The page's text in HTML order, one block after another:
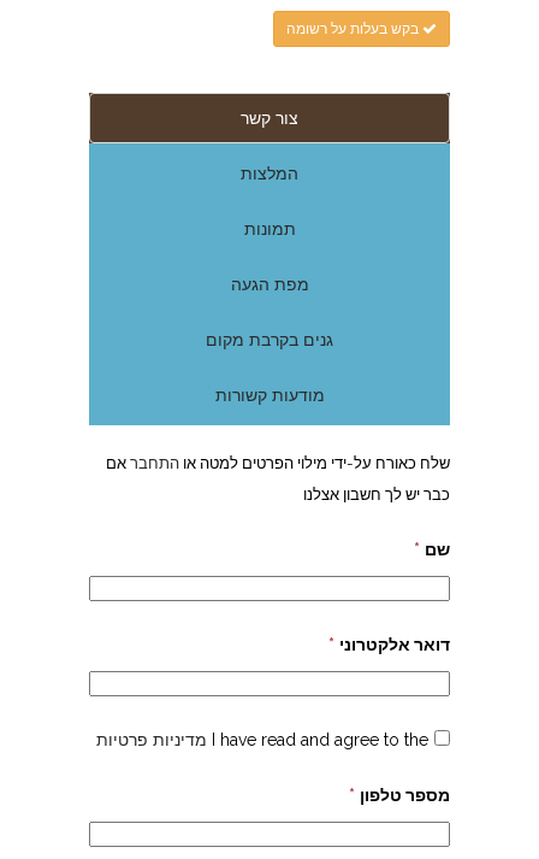
בקש בעלות על רשומה
צור קשר
המלצות
תמונות
מפת הגעה
גנים בקרבת מקום
מודעות קשורות
שלח כאורח על-ידי מילוי הפרטים למטה או התחבראם
כבר יש לך חשבון אצלנו
שם *
דואר אלקטרוני *
I have read and agree to the מדיניות פרטיות
מספר טלפון *